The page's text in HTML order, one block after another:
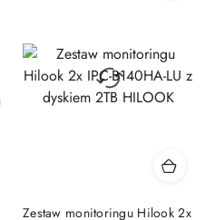
Zestaw monitoringu Hilook 2x